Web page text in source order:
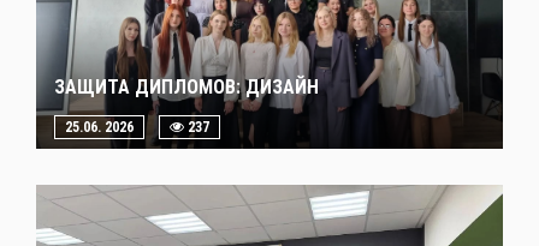
ЗАЩИТА ДИПЛОМОВ: ДИЗАЙН
25.06. 2026 237